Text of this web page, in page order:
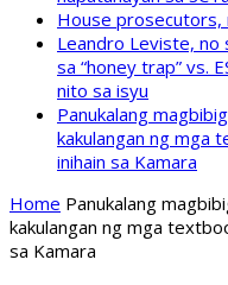
House prosecutors,
Leandro Leviste, no
sa “honey trap” vs.
nito sa isyu
Panukalang
kakulangan ng mga
inihain sa Kamara
Home Panukalang
kakulangan ng mga
sa Kamara